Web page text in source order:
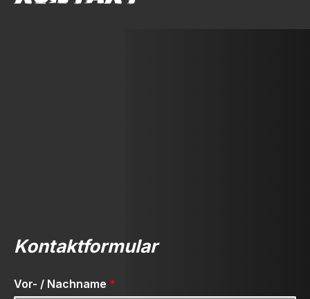
Kontaktformular
Vor- / Nachname *